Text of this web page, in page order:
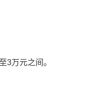
3万元之间。